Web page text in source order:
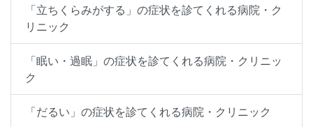
「立ちくらみがする」の症状を診てくれる病院・ク
リニック
「眠い・過眠」の症状を診てくれる病院・クリニッ
ク
「だるい」の症状を診てくれる病院・クリニック